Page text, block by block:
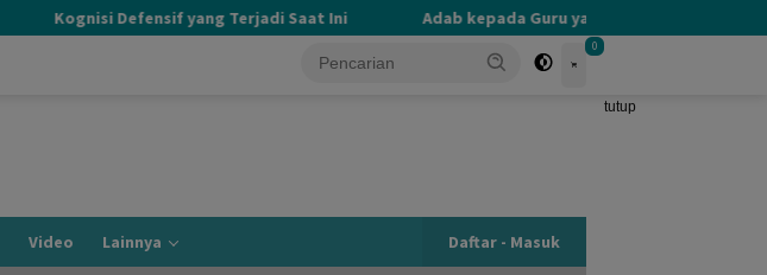
Kognisi Defensif yang Terjadi Saat Ini Adab kepada Guru yang Terlupakan
0
tutup
Video Lainnya Daftar - Masuk